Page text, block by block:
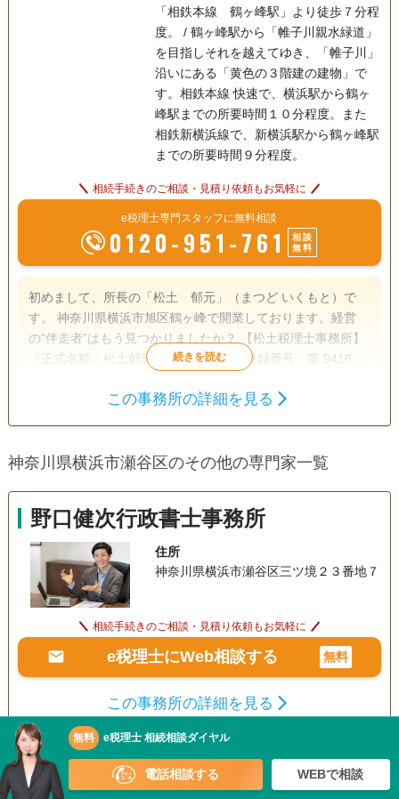
「相鉄本線 鶴ヶ峰駅」より徒歩７分程
度。 / 鶴ヶ峰駅から「帷子川親水緑道」
を目指しそれを越えてゆき、「帷子川」
沿いにある「黄色の３階建の建物」で
す。相鉄本線 快速で、横浜駅から鶴ヶ
峰駅までの所要時間１０分程度。また
相鉄新横浜線で、新横浜駅から鶴ヶ峰駅
までの所要時間９分程度。
相続手続きのご相談・見積り依頼もお気軽に
e税理士専門スタッフに無料相談
0120-951-761
相談
無料
初めまして、所長の「松土 郁元」（まつど いくもと）で
す。 神奈川県横浜市旭区鶴ヶ峰で開業しております。経営
の“伴走者”はもう見つかりましたか？ 【松土税理士事務所】
〔正式名称：松土郁元税理士事務所〕(登録番号 第 94165
関する幅広い知識はもちろんのこと、学生の頃から不動産や
お客様に対して、税務申告や決算書作成、税務相談だけに留
バイスを提供することができます。 弊所はお客様と密にコミ
ュニケーションを取り、お客様のニーズに合わせた最適な解
決策を提供することを目指しています。話しやすさ、実力、
本物です。弊所のサービスはお客様のビジネスを効率的に運
営し成長を促進するために必要なものです。 弊所は、「30年
を超える経験を、あなたの味方に」をモットーに、「信頼
性、正確性、迅速性、そして親切さ」を大切にしています。
それ故弊所が提供するサービスはお客様のビジネスにとって
命としています。
遺産分割
家族信託 相続手続き 銀行手続き
土日相談可
事務所面談可
この事務所の詳細を見る
神奈川県横浜市瀬谷区のその他の専門家一覧
野口健次行政書士事務所
住所
神奈川県横浜市瀬谷区三ツ境２３番地７
相続手続きのご相談・見積り依頼もお気軽に
e税理士にWeb相談する 無料
この事務所の詳細を見る
相原哲税理士事務所
無料 e税理士 相続相談ダイヤル
電話相談する WEBで相談